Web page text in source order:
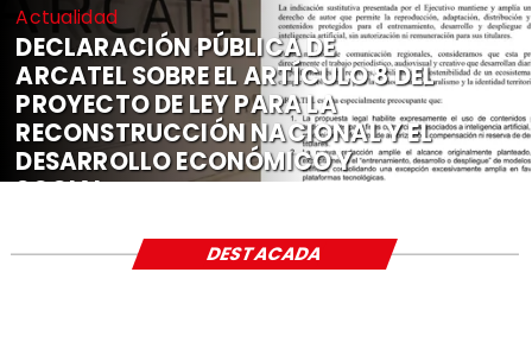
Actualidad
DECLARACIÓN PÚBLICA DE
ARCATEL SOBRE EL ARTÍCULO 8 DEL
PROYECTO DE LEY PARA LA
RECONSTRUCCIÓN NACIONAL Y EL
DESARROLLO ECONÓMICO Y
SOCIAL
DESTACADA